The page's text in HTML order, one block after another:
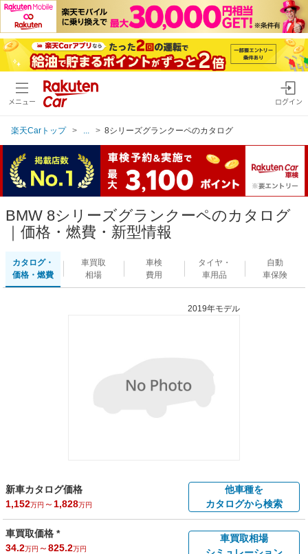
メニュー ログイン
楽天Carトップ 8シリーズグランクーペのカタログ
BMW 8シリーズグランクーペのカタログ
｜価格・燃費・新型情報
カタログ・
価格・燃費
車買取
相場
車検
費用
タイヤ・
車用品
自動
車保険
2019年モデル
新車カタログ価格
1,152万円 ～ 1,828万円
他車種を
カタログから検索
車買取価格 *
34.2万円 ～825.2万円
車買取相場